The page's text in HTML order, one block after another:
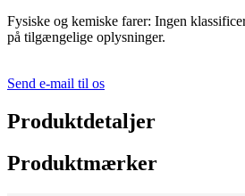
Fysiske og kemiske farer: Ingen
på tilgængelige oplysninger.
Send e-mail til os
Produktdetaljer
Produktmærker